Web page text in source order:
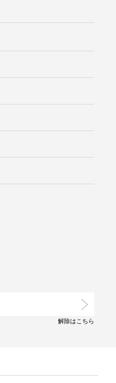
解除はこちら